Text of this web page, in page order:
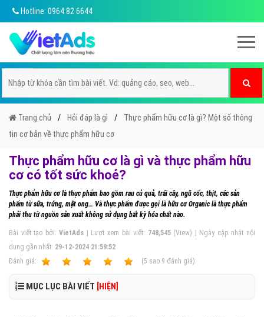
Hotline: 0964 82 6644
Trang chủ Hỏi đáp là gì
Thực phẩm hữu cơ là gì? Một số thông
tin cơ bản về thực phẩm hữu cơ
Thực phẩm hữu cơ là gì và thực phẩm hữu
cơ có tốt sức khoẻ?
Thực phẩm hữu cơ là thực phẩm bao gồm rau củ quả, trái cây, ngũ cốc, thịt, các sản
phẩm từ sữa, trứng, mật ong… Và thực phẩm được gọi là hữu cơ Organic là thực phẩm
phải thu từ nguồn sản xuất không sử dụng bất kỳ hóa chất nào.
Bài viết tạo bởi:VietAds | Lượt xem bài viết: 748,545(View) | Ngày cập nhật nội
dung gần nhất: 29-12-2024 21:59:52
Ðánh giá:
(5 sao 9 đánh giá)
MỤC LỤC BÀI VIẾT [HIỆN]